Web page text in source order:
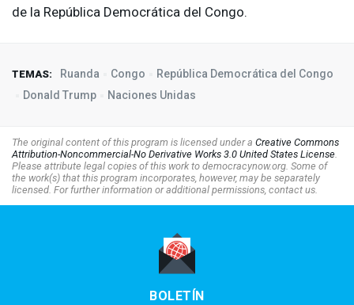
de la República Democrática del Congo.
TEMAS: Ruanda Congo
República Democrática del Congo
Donald Trump
Naciones Unidas
The original content of this program is licensed under a Creative Commons
Attribution-Noncommercial-No Derivative Works 3.0 United States License.
Please attribute legal copies of this work to democracynow.org. Some of
the work(s) that this program incorporates, however, may be separately
licensed. For further information or additional permissions, contact us.
BOLETÍN